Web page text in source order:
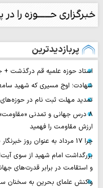
پربازدیدترین
استاد حوزه علمیه قم درگذشت +
شهادت؛ اوج مسیری که شهید
تمدید مهلت ثبت نام در حوزه‌های
۸ درس جهانی و تمدنی
ارزش مقاومت را فهمید
چرا 17 مرداد به عنوان روز خبرنگار نامیده شد؟
بزرگداشت امام شهید از سوی
و استقامت در برابر قدرت‌های
واکنش علمای بحرین به سخنان